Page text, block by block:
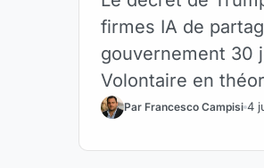
firmes IA de
gouvernement 30
Volontaire en
Par Francesco Campisi 4